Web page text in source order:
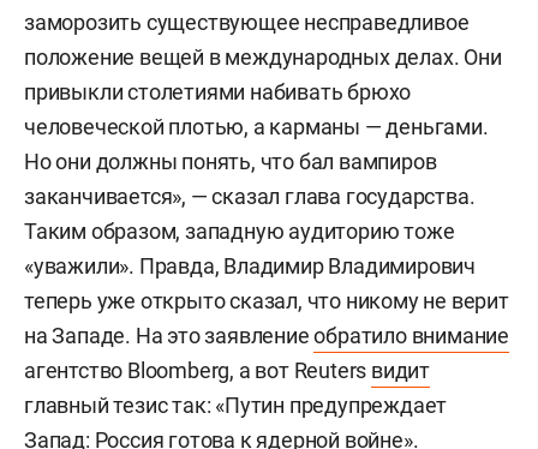
заморозить существующее несправедливое
положение вещей в международных делах. Они
привыкли столетиями набивать брюхо
человеческой плотью, а карманы — деньгами.
Но они должны понять, что бал вампиров
заканчивается», — сказал глава государства.
Таким образом, западную аудиторию тоже
«уважили». Правда, Владимир Владимирович
теперь уже открыто сказал, что никому не верит
на Западе. На это заявлениеобратило внимание
агентство Bloomberg, а вот Reuters видит
главный тезис так: «Путин предупреждает
Запад: Россия готова к ядерной войне».